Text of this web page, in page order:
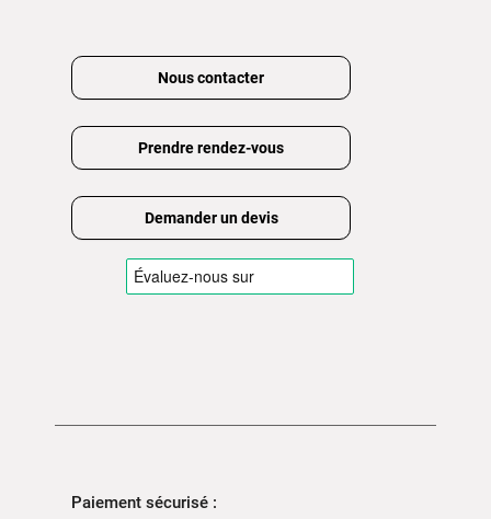
Nous contacter
Prendre rendez-vous
Demander un devis
Paiement sécurisé :